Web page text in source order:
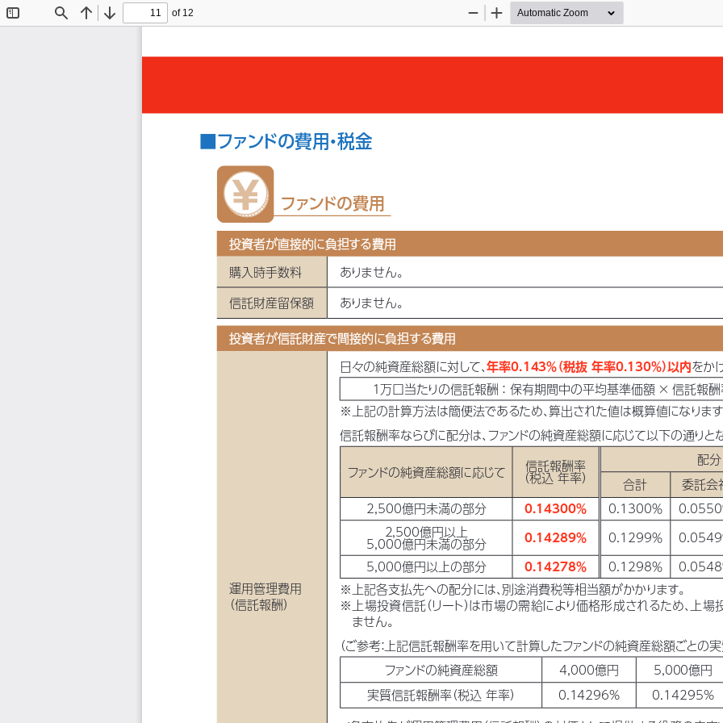
Find Previous
Next
of 12
Zoom
Zoom
■ファンドの費用・税金
ファンドの費用
投資者が直接的に負担する費用
投資者が直接的に負担する費用
購入時手数料 ありません。
信託財産留保額 ありません。
投資者が信託財産で間接的に負担する費用
投資者が信託財産で間接的に負担する費用
運用管理費用
（信託報酬）
日々の純資産総額に対して、年率0.143％（税抜 年率0.130％）以内 をか
１万口当たりの信託報酬：保有期間中の平均基準価額 × 信託報
※上記の計算方法は簡便法であるため、算出された値は概算値になります
信託報酬率ならびに配分は、ファンドの純資産総額に応じて以下の通りとな
ファンドの純資産総額に応じて
信託報酬率
（税込 年率）
配分
合計
委託会
2,500億円未満の部分
0.14300％ 0.1300％ 0.0550
2,500億円以上
5,000億円未満の部分
0.14289％ 0.1299％ 0.0549
5,000億円以上の部分 0.14278％ 0.1298％ 0.0548
※上記各支払先への配分には、別途消費税等相当額がかかります。
※上場投資信託（リート）は市場の需給により価格形成されるため、上場
ません。
（ご参考：上記信託報酬率を用いて計算したファンドの純資産総額ごとの
ファンドの純資産総額 4,000億円 5,000億円
実質信託報酬率（税込 年率） 0.14296% 0.14295%